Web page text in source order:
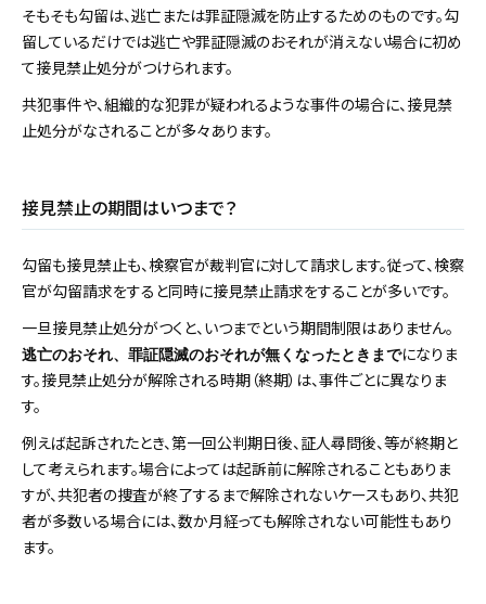
そもそも勾留は、逃亡または罪証隠滅を防止するためのものです。勾
留しているだけでは逃亡や罪証隠滅のおそれが消えない場合に初め
て接見禁止処分がつけられます。
共犯事件や、組織的な犯罪が疑われるような事件の場合に、接見禁
止処分がなされることが多々あります。
接見禁止の期間はいつまで？
勾留も接見禁止も、検察官が裁判官に対して請求します。従って、検察
官が勾留請求をすると同時に接見禁止請求をすることが多いです。
一旦接見禁止処分がつくと、いつまでという期間制限はありません。
逃亡のおそれ、罪証隠滅のおそれが無くなったときまでになりま
す。接見禁止処分が解除される時期（終期）は、事件ごとに異なりま
す。
例えば起訴されたとき、第一回公判期日後、証人尋問後、等が終期と
して考えられます。場合によっては起訴前に解除されることもありま
すが、共犯者の捜査が終了するまで解除されないケースもあり、共犯
者が多数いる場合には、数か月経っても解除されない可能性もあり
ます。